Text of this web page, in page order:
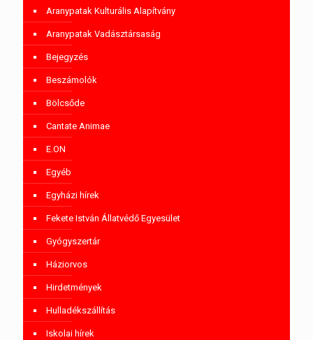
Aranypatak Kulturális Alapítvány
Aranypatak Vadásztársaság
Bejegyzés
Beszámolók
Bölcsőde
Cantate Animae
E.ON
Egyéb
Egyházi hírek
Fekete István Állatvédő Egyesület
Gyógyszertár
Háziorvos
Hirdetmények
Hulladékszállítás
Iskolai hírek